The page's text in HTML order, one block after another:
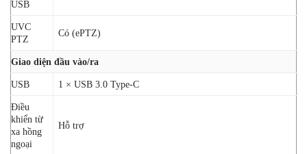
USB
UVC
PTZ
Có (ePTZ)
Giao diện đầu vào/ra
USB 1 × USB 3.0 Type-C
Điều
khiển từ
xa hồng
ngoại
Hỗ trợ